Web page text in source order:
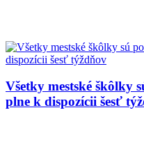
Všetky mestské škôlky
plne k dispozícii šesť